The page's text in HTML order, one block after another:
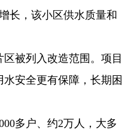
长，该小区供水质量和
被列入改造范围。项目
安全更有保障，长期困
多户、约2万人，大多